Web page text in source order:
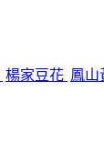
楊家豆花 鳳山